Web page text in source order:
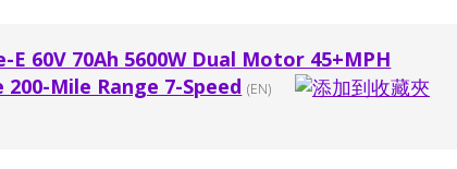
E 60V 70Ah 5600W Dual Motor 45+MPH
Mile Range 7-Speed (EN)